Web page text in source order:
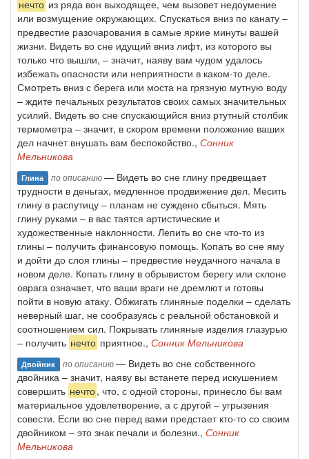
нечто из ряда вон выходящее, чем вызовет недоумение
или возмущение окружающих. Спускаться вниз по канату –
предвестие разочарования в самые яркие минуты вашей
жизни. Видеть во сне идущий вниз лифт, из которого вы
только что вышли, – значит, наяву вам чудом удалось
избежать опасности или неприятности в каком-то деле.
Смотреть вниз с берега или моста на грязную мутную воду
– ждите печальных результатов своих самых значительных
усилий. Видеть во сне спускающийся вниз ртутный столбик
термометра – значит, в скором времени положение ваших
дел начнет внушать вам беспокойство., Сонник
Мельникова
Глина по описанию— Видеть во сне глину предвещает
трудности в деньгах, медленное продвижение дел. Месить
глину в распутицу – планам не суждено сбыться. Мять
глину руками – в вас таятся артистические и
художественные наклонности. Лепить во сне что-то из
глины – получить финансовую помощь. Копать во сне яму
и дойти до слоя глины – предвестие неудачного начала в
новом деле. Копать глину в обрывистом берегу или склоне
оврага означает, что ваши враги не дремлют и готовы
пойти в новую атаку. Обжигать глиняные поделки – сделать
неверный шаг, не сообразуясь с реальной обстановкой и
соотношением сил. Покрывать глиняные изделия глазурью
– получить нечто приятное., Сонник Мельникова
Двойник по описанию— Видеть во сне собственного
двойника – значит, наяву вы встанете перед искушением
совершить нечто, что, с одной стороны, принесло бы вам
материальное удовлетворение, а с другой – угрызения
совести. Если во сне перед вами предстает кто-то со своим
двойником – это знак печали и болезни., Сонник
Мельникова